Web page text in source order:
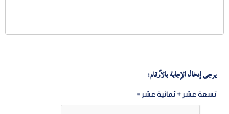
يرجى إدخال الإجابة بالأرقام:
تسعة عشر + ثمانية عشر =